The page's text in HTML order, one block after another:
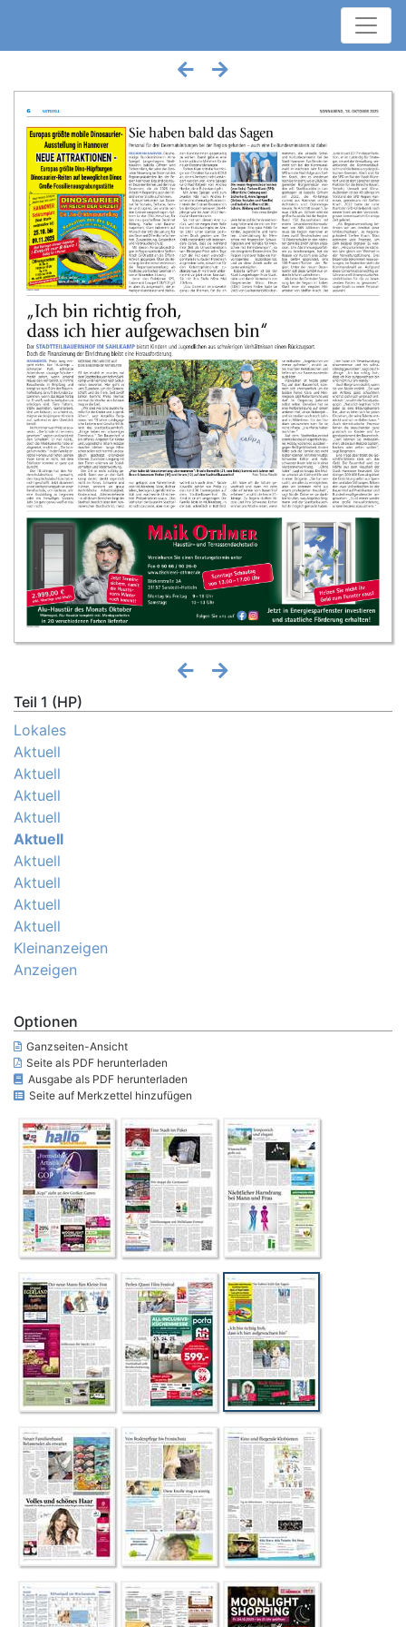
Teil 1 (HP)
Lokales
Aktuell
Aktuell
Aktuell
Aktuell
Aktuell
Aktuell
Aktuell
Aktuell
Aktuell
Kleinanzeigen
Anzeigen
Optionen
Ganzseiten-Ansicht
Seite als PDF herunterladen
Ausgabe als PDF herunterladen
Seite auf Merkzettel hinzufügen